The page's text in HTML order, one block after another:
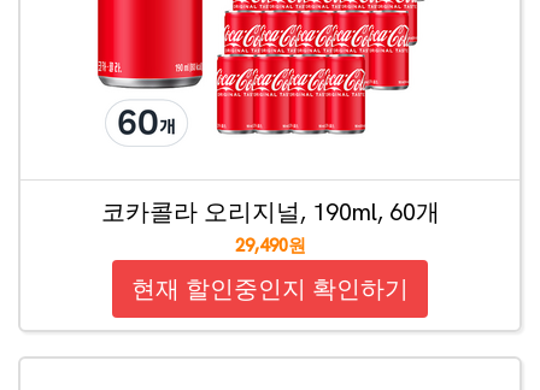
코카콜라 오리지널, 190ml, 60개
29,490원
현재 할인중인지 확인하기